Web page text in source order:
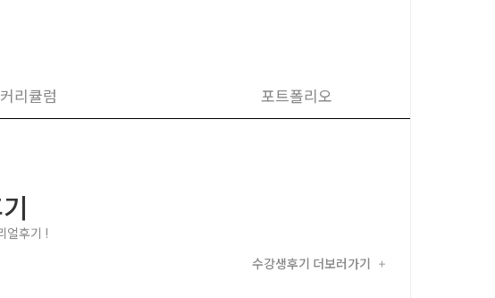
커리큘럼 포트폴리오
얼후기 !
수강생후기 더보러가기
+